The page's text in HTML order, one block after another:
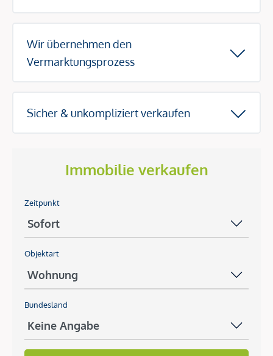
Wir übernehmen den
Vermarktungsprozess
Sicher & unkompliziert verkaufen
Immobilie verkaufen
Zeitpunkt
Objektart
Bundesland